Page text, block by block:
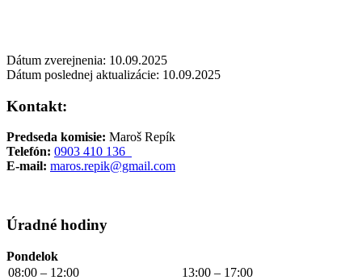
Dátum zverejnenia: 10.09.2025
Dátum poslednej aktualizácie: 10.09.2025
Kontakt:
Predseda komisie: Maroš Repík
Telefón: 0903 410 136
E-mail: maros.repik@gmail.com
Úradné hodiny
Pondelok
08:00 – 12:00
13:00 – 17:00